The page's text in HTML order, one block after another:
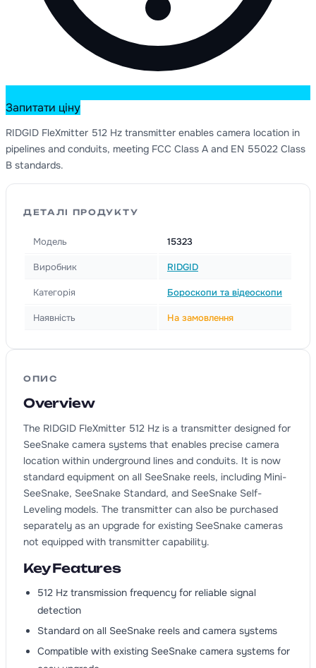
Запитати ціну
RIDGID FleXmitter 512 Hz transmitter enables camera location in
pipelines and conduits, meeting FCC Class A and EN 55022 Class
B standards.
ДЕТАЛІ ПРОДУКТУ
Модель 15323
Виробник RIDGID
Категорія Бороскопи та відеоскопи
Наявність На замовлення
ОПИС
Overview
The RIDGID FleXmitter 512 Hz is a transmitter designed for
SeeSnake camera systems that enables precise camera
location within underground lines and conduits. It is now
standard equipment on all SeeSnake reels, including Mini-
SeeSnake, SeeSnake Standard, and SeeSnake Self-
Leveling models. The transmitter can also be purchased
separately as an upgrade for existing SeeSnake cameras
not equipped with transmitter capability.
Key Features
512 Hz transmission frequency for reliable signal
detection
Standard on all SeeSnake reels and camera systems
Compatible with existing SeeSnake camera systems for